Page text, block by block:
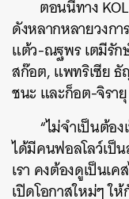
ตอนนี้ทาง
ดังหลากหลายวงก
แต้ว-ณฐพร เตมีรัก
สก๊อต, แพทริเซีย
ชนะ และก็อต-จิรา
“ไม่จำเป็นต้อ
ได้มีคนฟอลโลว์เป็
เรา คงต้องดูเป็นเ
เปิดโอกาสใหม่ๆ ใ